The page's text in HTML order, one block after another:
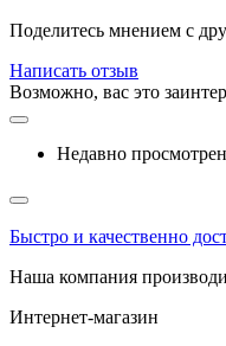
Поделитесь мнением с
Написать отзыв
Возможно, вас это
Недавно
Быстро и качественно
Наша компания
Интернет-магазин